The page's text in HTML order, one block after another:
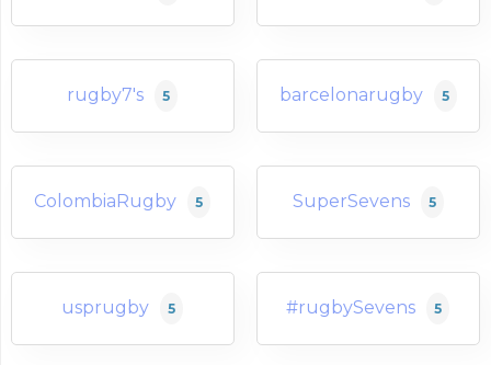
rugby7's 5 barcelonarugby 5
ColombiaRugby 5 SuperSevens 5
usprugby 5 #rugbySevens 5